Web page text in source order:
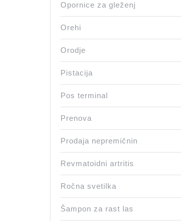
Opornice za gleženj
Orehi
Orodje
Pistacija
Pos terminal
Prenova
Prodaja nepremičnin
Revmatoidni artritis
Ročna svetilka
Šampon za rast las